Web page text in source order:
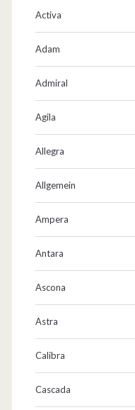
Activa
Adam
Admiral
Agila
Allegra
Allgemein
Ampera
Antara
Ascona
Astra
Calibra
Cascada